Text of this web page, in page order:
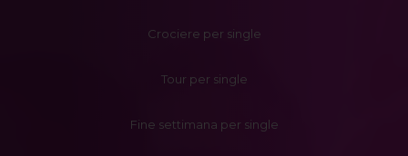
Crociere per single
Tour per single
Fine settimana per single